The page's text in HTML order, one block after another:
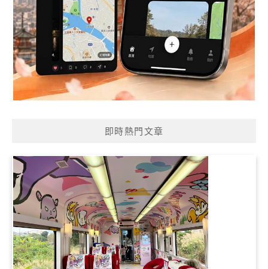
即時熱門文章